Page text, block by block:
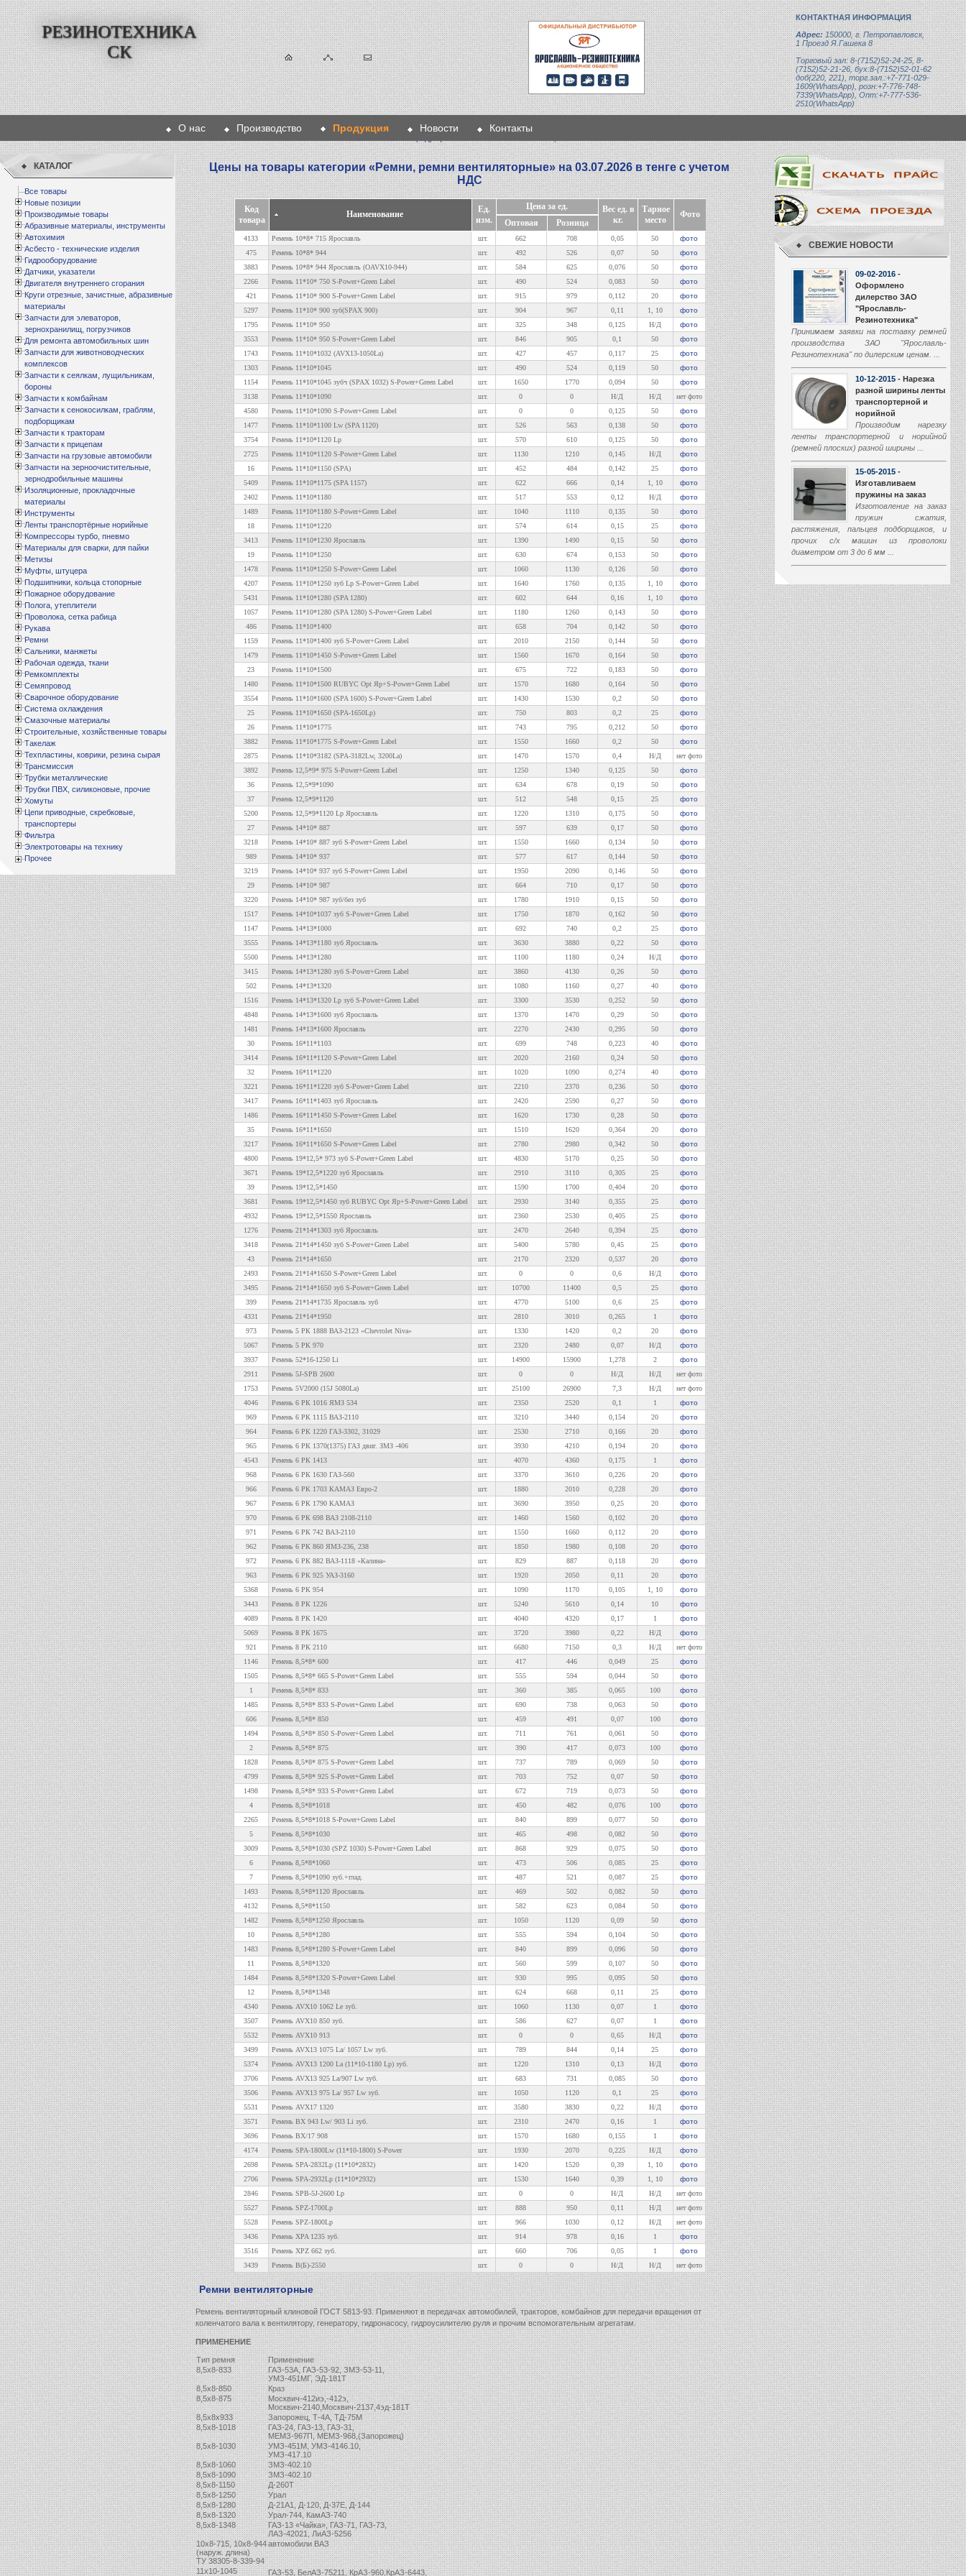
РЕЗИНОТЕХНИКА
СК
КОНТАКТНАЯ ИНФОРМАЦИЯ
Адрес:150000, г. Петропавловск,
1 Проезд Я.Гашека 8
Торговый зал: 8-(7152)52-24-25, 8-
(7152)52-21-26, бух:8-(7152)52-01-62
доб(220, 221), торг.зал.:+7-771-029-
1609(WhatsApp), розн:+7-776-748-
7339(WhatsApp), Опт:+7-777-536-
2510(WhatsApp)
О нас Производство Продукция Новости Контакты
КАТАЛОГ
Все товары
Новые позиции
Производимые товары
Абразивные материалы, инструменты
Автохимия
Асбесто - технические изделия
Гидрооборудование
Датчики, указатели
Двигателя внутреннего сгорания
Круги отрезные, зачистные, абразивные
материалы
Запчасти для элеваторов,
зернохранилищ, погрузчиков
Для ремонта автомобильных шин
Запчасти для животноводческих
комплексов
Запчасти к сеялкам, лущильникам,
бороны
Запчасти к комбайнам
Запчасти к сенокосилкам, граблям,
подборщикам
Запчасти к тракторам
Запчасти к прицепам
Запчасти на грузовые автомобили
Запчасти на зерноочистительные,
зернодробильные машины
Изоляционные, прокладочные
материалы
Инструменты
Ленты транспортёрные норийные
Компрессоры турбо, пневмо
Материалы для сварки, для пайки
Метизы
Муфты, штуцера
Подшипники, кольца стопорные
Пожарное оборудование
Полога, утеплители
Проволока, сетка рабица
Рукава
Ремни
Сальники, манжеты
Рабочая одежда, ткани
Ремкомплекты
Семяпровод
Сварочное оборудование
Система охлаждения
Смазочные материалы
Строительные, хозяйственные товары
Такелаж
Техпластины, коврики, резина сырая
Трансмиссия
Трубки металлические
Трубки ПВХ, силиконовые, прочие
Хомуты
Цепи приводные, скребковые,
транспортеры
Фильтра
Электротовары на технику
Прочее
Цены на товары категории «Ремни, ремни вентиляторные» на 03.07.2026 в тенге с учетом
НДС
Код
товара
Наименование
Ед.
изм.
Цена за ед.
Вес ед. в
кг.
Тарное
место
Фото
Оптовая
Розница
4133 Ремень 10*8* 715 Ярославль шт. 662 708 0,05 50
фото
475
Ремень 10*8* 944 шт. 492 526 0,07 50
фото
3883
Ремень 10*8* 944 Ярославль (OAVX10-944) шт. 584 625 0,076 50
фото
2266
Ремень 11*10* 750 S-Power+Green Label шт. 490 524 0,083 50
фото
421
Ремень 11*10* 900 S-Power+Green Label шт. 915 979 0,112 20
фото
5297
Ремень 11*10* 900 зуб(SPAX 900) шт. 904 967 0,11 1, 10
фото
1795
Ремень 11*10* 950 шт. 325 348 0,125 Н/Д
фото
3553
Ремень 11*10* 950 S-Power+Green Label шт. 846 905 0,1 50
фото
1743
Ремень 11*10*1032 (AVX13-1050La) шт. 427 457 0,117 25
фото
1303
Ремень 11*10*1045 шт. 490 524 0,119 50
фото
1154
Ремень 11*10*1045 зубч (SPAX 1032) S-Power+Green Label шт. 1650 1770 0,094 50
фото
3138
Ремень 11*10*1090 шт. 0 0 Н/Д Н/Д
нет фото
4580
Ремень 11*10*1090 S-Power+Green Label шт. 0 0 0,125 50
фото
1477
Ремень 11*10*1100 Lw (SPA 1120) шт. 526 563 0,138 50
фото
3754
Ремень 11*10*1120 Lp шт. 570 610 0,125 50
фото
2725
Ремень 11*10*1120 S-Power+Green Label шт. 1130 1210 0,145 Н/Д
фото
16
Ремень 11*10*1150 (SPA) шт. 452 484 0,142 25
фото
5409
Ремень 11*10*1175 (SPA 1157) шт. 622 666 0,14 1, 10
фото
2402
Ремень 11*10*1180 шт. 517 553 0,12 Н/Д
фото
1489
Ремень 11*10*1180 S-Power+Green Label шт. 1040 1110 0,135 50
фото
18
Ремень 11*10*1220 шт. 574 614 0,15 25
фото
3413
Ремень 11*10*1230 Ярославль шт. 1390 1490 0,15 50
фото
19
Ремень 11*10*1250 шт. 630 674 0,153 50
фото
1478
Ремень 11*10*1250 S-Power+Green Label шт. 1060 1130 0,126 50
фото
4207
Ремень 11*10*1250 зуб Lp S-Power+Green Label шт. 1640 1760 0,135 1, 10
фото
5431
Ремень 11*10*1280 (SPA 1280) шт. 602 644 0,16 1, 10
фото
1057
Ремень 11*10*1280 (SPA 1280) S-Power+Green Label шт. 1180 1260 0,143 50
фото
486
Ремень 11*10*1400 шт. 658 704 0,142 50
фото
1159
Ремень 11*10*1400 зуб S-Power+Green Label шт. 2010 2150 0,144 50
фото
1479
Ремень 11*10*1450 S-Power+Green Label шт. 1560 1670 0,164 50
фото
23
Ремень 11*10*1500 шт. 675 722 0,183 50
фото
1480
Ремень 11*10*1500 RUBYC Opt Яр+S-Power+Green Label шт. 1570 1680 0,164 50
фото
3554
Ремень 11*10*1600 (SPA 1600) S-Power+Green Label шт. 1430 1530 0,2 50
фото
25
Ремень 11*10*1650 (SPA-1650Lp) шт. 750 803 0,2 25
фото
26
Ремень 11*10*1775 шт. 743 795 0,212 50
фото
3882
Ремень 11*10*1775 S-Power+Green Label шт. 1550 1660 0,2 50
фото
2875
Ремень 11*10*3182 (SPA-3182Lw, 3200La) шт. 1470 1570 0,4 Н/Д
нет фото
3892
Ремень 12,5*9* 975 S-Power+Green Label шт. 1250 1340 0,125 50
фото
36
Ремень 12,5*9*1090 шт. 634 678 0,19 50
фото
37
Ремень 12,5*9*1120 шт. 512 548 0,15 25
фото
5200
Ремень 12,5*9*1120 Lp Ярославль шт. 1220 1310 0,175 50
фото
27
Ремень 14*10* 887 шт. 597 639 0,17 50
фото
3218
Ремень 14*10* 887 зуб S-Power+Green Label шт. 1550 1660 0,134 50
фото
989
Ремень 14*10* 937 шт. 577 617 0,144 50
фото
3219
Ремень 14*10* 937 зуб S-Power+Green Label шт. 1950 2090 0,146 50
фото
29
Ремень 14*10* 987 шт. 664 710 0,17 50
фото
3220
Ремень 14*10* 987 зуб/без зуб шт. 1780 1910 0,15 50
фото
1517
Ремень 14*10*1037 зуб S-Power+Green Label шт. 1750 1870 0,162 50
фото
1147
Ремень 14*13*1000 шт. 692 740 0,2 25
фото
3555
Ремень 14*13*1180 зуб Ярославль шт. 3630 3880 0,22 50
фото
5500
Ремень 14*13*1280 шт. 1100 1180 0,24 Н/Д
фото
3415
Ремень 14*13*1280 зуб S-Power+Green Label шт. 3860 4130 0,26 50
фото
502
Ремень 14*13*1320 шт. 1080 1160 0,27 40
фото
1516
Ремень 14*13*1320 Lp зуб S-Power+Green Label шт. 3300 3530 0,252 50
фото
4848
Ремень 14*13*1600 зуб Ярославль шт. 1370 1470 0,29 50
фото
1481
Ремень 14*13*1600 Ярославль шт. 2270 2430 0,295 50
фото
30
Ремень 16*11*1103 шт. 699 748 0,223 40
фото
3414
Ремень 16*11*1120 S-Power+Green Label шт. 2020 2160 0,24 50
фото
32
Ремень 16*11*1220 шт. 1020 1090 0,274 40
фото
3221
Ремень 16*11*1220 зуб S-Power+Green Label шт. 2210 2370 0,236 50
фото
3417
Ремень 16*11*1403 зуб Ярославль шт. 2420 2590 0,27 50
фото
1486
Ремень 16*11*1450 S-Power+Green Label шт. 1620 1730 0,28 50
фото
35
Ремень 16*11*1650 шт. 1510 1620 0,364 20
фото
3217
Ремень 16*11*1650 S-Power+Green Label шт. 2780 2980 0,342 50
фото
4800
Ремень 19*12,5* 973 зуб S-Power+Green Label шт. 4830 5170 0,25 50
фото
3671
Ремень 19*12,5*1220 зуб Ярославль шт. 2910 3110 0,305 25
фото
39
Ремень 19*12,5*1450 шт. 1590 1700 0,404 20
фото
3681
Ремень 19*12,5*1450 зуб RUBYC Opt Яр+S-Power+Green Label шт. 2930 3140 0,355 25
фото
4932
Ремень 19*12,5*1550 Ярославль шт. 2360 2530 0,405 25
фото
1276
Ремень 21*14*1303 зуб Ярославль шт. 2470 2640 0,394 25
фото
3418
Ремень 21*14*1450 зуб S-Power+Green Label шт. 5400 5780 0,45 25
фото
43
Ремень 21*14*1650 шт. 2170 2320 0,537 20
фото
2493
Ремень 21*14*1650 S-Power+Green Label шт. 0 0 0,6 Н/Д
фото
3495
Ремень 21*14*1650 зуб S-Power+Green Label шт. 10700 11400 0,5 25
фото
399
Ремень 21*14*1735 Ярославль зуб шт. 4770 5100 0,6 25
фото
4331
Ремень 21*14*1950 шт. 2810 3010 0,265 1
фото
973
Ремень 5 РК 1888 ВАЗ-2123 «Chevrolet Niva» шт. 1330 1420 0,2 20
фото
5067
Ремень 5 РК 970 шт. 2320 2480 0,07 Н/Д
фото
3937
Ремень 52*16-1250 Li шт. 14900 15900 1,278 2
фото
2911
Ремень 5J-SPB 2600 шт. 0 0 Н/Д Н/Д
нет фото
1753
Ремень 5V2000 (15J 5080La) шт. 25100 26900 7,3 Н/Д
нет фото
4046
Ремень 6 РК 1016 ЯМЗ 534 шт. 2350 2520 0,1 1
фото
969
Ремень 6 РК 1115 ВАЗ-2110 шт. 3210 3440 0,154 20
фото
964
Ремень 6 РК 1220 ГАЗ-3302, 31029 шт. 2530 2710 0,166 20
фото
965
Ремень 6 РК 1370(1375) ГАЗ двиг. ЗМЗ -406 шт. 3930 4210 0,194 20
фото
4543
Ремень 6 РК 1413 шт. 4070 4360 0,175 1
фото
968
Ремень 6 РК 1630 ГАЗ-560 шт. 3370 3610 0,226 20
фото
966
Ремень 6 РК 1703 КАМАЗ Евро-2 шт. 1880 2010 0,228 20
фото
967
Ремень 6 РК 1790 КАМАЗ шт. 3690 3950 0,25 20
фото
970
Ремень 6 РК 698 ВАЗ 2108-2110 шт. 1460 1560 0,102 20
фото
971
Ремень 6 РК 742 ВАЗ-2110 шт. 1550 1660 0,112 20
фото
962
Ремень 6 РК 860 ЯМЗ-236, 238 шт. 1850 1980 0,108 20
фото
972
Ремень 6 РК 882 ВАЗ-1118 «Калина» шт. 829 887 0,118 20
фото
963
Ремень 6 РК 925 УАЗ-3160 шт. 1920 2050 0,11 20
фото
5368
Ремень 6 РК 954 шт. 1090 1170 0,105 1, 10
фото
3443
Ремень 8 РК 1226 шт. 5240 5610 0,14 10
фото
4089
Ремень 8 РК 1420 шт. 4040 4320 0,17 1
фото
5069
Ремень 8 РК 1675 шт. 3720 3980 0,22 Н/Д
фото
921
Ремень 8 РК 2110 шт. 6680 7150 0,3 Н/Д
нет фото
1146
Ремень 8,5*8* 600 шт. 417 446 0,049 25
фото
1505
Ремень 8,5*8* 665 S-Power+Green Label шт. 555 594 0,044 50
фото
1
Ремень 8,5*8* 833 шт. 360 385 0,065 100
фото
1485
Ремень 8,5*8* 833 S-Power+Green Label шт. 690 738 0,063 50
фото
606
Ремень 8,5*8* 850 шт. 459 491 0,07 100
фото
1494
Ремень 8,5*8* 850 S-Power+Green Label шт. 711 761 0,061 50
фото
2
Ремень 8,5*8* 875 шт. 390 417 0,073 100
фото
1828
Ремень 8,5*8* 875 S-Power+Green Label шт. 737 789 0,069 50
фото
4799
Ремень 8,5*8* 925 S-Power+Green Label шт. 703 752 0,07 50
фото
1498
Ремень 8,5*8* 933 S-Power+Green Label шт. 672 719 0,073 50
фото
4
Ремень 8,5*8*1018 шт. 450 482 0,076 100
фото
2265
Ремень 8,5*8*1018 S-Power+Green Label шт. 840 899 0,077 50
фото
5
Ремень 8,5*8*1030 шт. 465 498 0,082 50
фото
3009
Ремень 8,5*8*1030 (SPZ 1030) S-Power+Green Label шт. 868 929 0,075 50
фото
6
Ремень 8,5*8*1060 шт. 473 506 0,085 25
фото
7
Ремень 8,5*8*1090 зуб.+глад. шт. 487 521 0,087 25
фото
1493
Ремень 8,5*8*1120 Ярославль шт. 469 502 0,082 50
фото
4132
Ремень 8,5*8*1150 шт. 582 623 0,084 50
фото
1482
Ремень 8,5*8*1250 Ярославль шт. 1050 1120 0,09 50
фото
10
Ремень 8,5*8*1280 шт. 555 594 0,104 50
фото
1483
Ремень 8,5*8*1280 S-Power+Green Label шт. 840 899 0,096 50
фото
11
Ремень 8,5*8*1320 шт. 560 599 0,107 50
фото
1484
Ремень 8,5*8*1320 S-Power+Green Label шт. 930 995 0,095 50
фото
12
Ремень 8,5*8*1348 шт. 624 668 0,11 25
фото
4340
Ремень AVX10 1062 Le зуб. шт. 1060 1130 0,07 1
фото
3507
Ремень AVX10 850 зуб. шт. 586 627 0,07 1
фото
5532
Ремень AVX10 913 шт. 0 0 0,65 Н/Д
фото
3499
Ремень AVX13 1075 La/ 1057 Lw зуб. шт. 789 844 0,14 25
фото
5374
Ремень AVX13 1200 La (11*10-1180 Lp) зуб. шт. 1220 1310 0,13 Н/Д
фото
3706
Ремень AVX13 925 La/907 Lw зуб. шт. 683 731 0,085 50
фото
3506
Ремень AVX13 975 La/ 957 Lw зуб. шт. 1050 1120 0,1 25
фото
5531
Ремень AVX17 1320 шт. 3580 3830 0,22 Н/Д
фото
3571
Ремень BX 943 Lw/ 903 Li зуб. шт. 2310 2470 0,16 1
фото
3696
Ремень BX/17 908 шт. 1570 1680 0,155 1
фото
4174
Ремень SPA-1800Lw (11*10-1800) S-Power шт. 1930 2070 0,225 Н/Д
фото
2698
Ремень SPA-2832Lp (11*10*2832) шт. 1420 1520 0,39 1, 10
фото
2706
Ремень SPA-2932Lp (11*10*2932) шт. 1530 1640 0,39 1, 10
фото
2846
Ремень SPB-5J-2600 Lp шт. 0 0 Н/Д Н/Д
нет фото
5527
Ремень SPZ-1700Lp шт. 888 950 0,11 Н/Д
нет фото
5528
Ремень SPZ-1800Lp шт. 966 1030 0,12 Н/Д
нет фото
3436
Ремень XPA 1235 зуб. шт. 914 978 0,16 1
фото
3516
Ремень XPZ 662 зуб. шт. 660 706 0,05 1
фото
3439
Ремень В(Б)-2550 шт. 0 0 Н/Д Н/Д нет фото
Ремни вентиляторные
Ремень вентиляторный клиновой ГОСТ 5813-93. Применяют в передачах автомобилей, тракторов, комбайнов для передачи вращения от
коленчатого вала к вентилятору, генератору, гидронасосу, гидроусилителю руля и прочим вспомогательным агрегатам.
ПРИМЕНЕНИЕ
Тип ремня
Применение
8,5х8-833
ГАЗ-53А, ГАЗ-53-92, ЗМЗ-53-11,
УМЗ-451МГ, ЭД-181Т
8,5х8-850
Краз
8,5х8-875
Москвич-412иэ,-412э,
Москвич-2140,Москвич-2137,4эд-181Т
8,5х8х933
Запорожец, Т-4А, ТД-75М
8,5х8-1018
ГАЗ-24, ГАЗ-13, ГАЗ-31,
МЕМЗ-967П, МЕМЗ-968,(Запорожец)
8,5х8-1030
УМЗ-451М, УМЗ-4146.10,
УМЗ-417.10
8,5х8-1060
ЗМЗ-402.10
8,5х8-1090
ЗМЗ-402.10
8,5х8-1150
Д-260Т
8,5х8-1250
Урал
8,5х8-1280
Д-21А1, Д-120, Д-37Е, Д-144
8,5х8-1320
Урал-744, КамАЗ-740
8,5х8-1348
ГАЗ-13 «Чайка», ГАЗ-71, ГАЗ-73,
ЛАЗ-42021, ЛиАЗ-5256
10х8-715, 10х8-944
(наруж. длина)
ТУ 38305-8-339-94
автомобили ВАЗ
11х10-1045 ГАЗ-53, БелАЗ-75211, КрАЗ-960,КрАЗ-6443,
СВЕЖИЕ НОВОСТИ
10-12-2015 - Нарезка
разной ширины ленты
транспортерной и
норийной
Производим нарезку
ленты транспортерной и норийной
(ремней плоских) разной ширины ...
15-05-2015 -
Изготавливаем
пружины на заказ
Изготовление на заказ
пружин сжатия,
растяжения, пальцев подборщиков, и
прочих с/х машин из проволоки
диаметром от 3 до 6 мм ...
Производство
транспортеров
наклонной камеры
Начали производство
транспортеров наклонной камеры (ТНК)
комбайнов Енисей, Нива. ...
13-01-2024 -
Изготовление сетки
рабица
Изготавливаем сетку
рабица под заказ по
заданным размерам ...
09-02-2016- Оформлено дилерство
ЗАО "Ярославль-Резинотехника"
Принимаем заявки на поставку ремней
производства ЗАО "Ярославль-
Резинотехника" по дилерским ценам. ...